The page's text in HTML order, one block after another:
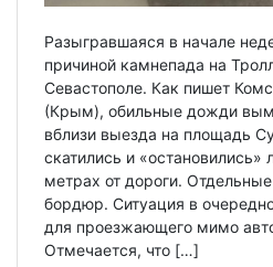
Разыгравшаяся в начале
причиной камнепада на
Севастополе. Как пишет
(Крым), обильные дожди
вблизи выезда на площадь
скатились и «остановились»
метрах от дороги.
бордюр. Ситуация в
для проезжающего мимо
Отмечается, что […]